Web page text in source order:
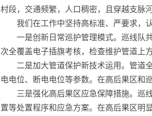
村段，交通频繁，人口稠密，且穿越支脉
我们在工作中坚持高标准、严要求，
一是创新日常巡护管理模式。巡线队
次全覆盖电子插旗考核，检查维护管道上
二是加大管道保护新技术运用。管道
电电位、断电电位等参数。在高后果区和
三是强化高后果区应急保障措施。巡
置等处置程序和应急方案。在高后果区明